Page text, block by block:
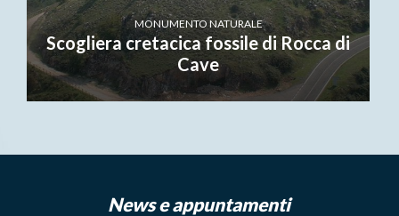
MONUMENTO NATURALE
Scogliera cretacica fossile di Rocca di
Cave
News e appuntamenti